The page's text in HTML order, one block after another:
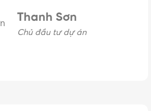
Thanh Sơn
Chủ đầu tư dự án